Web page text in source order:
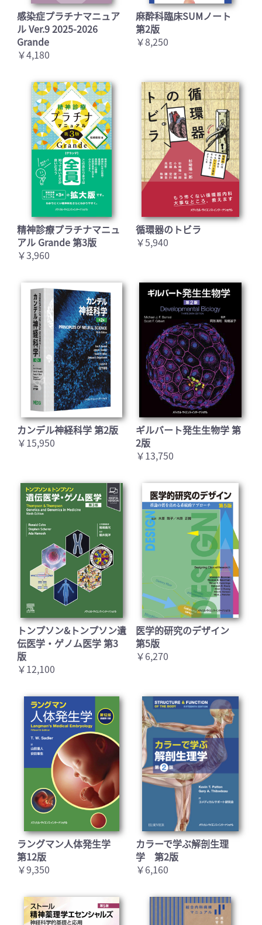
感染症プラチナマニュア
ル Ver.9 2025-2026
Grande
￥4,180
麻酔科臨床SUMノート
第2版
￥8,250
精神診療プラチナマニュ
アル Grande 第3版
￥3,960
循環器のトビラ
￥5,940
カンデル神経科学 第2版
￥15,950
ギルバート発生生物学 第
2版
￥13,750
トンプソン&トンプソン遺
伝医学・ゲノム医学 第3
版
￥12,100
医学的研究のデザイン
第5版
￥6,270
ラングマン人体発生学
第12版
￥9,350
カラーで学ぶ解剖生理
学 第2版
￥6,160